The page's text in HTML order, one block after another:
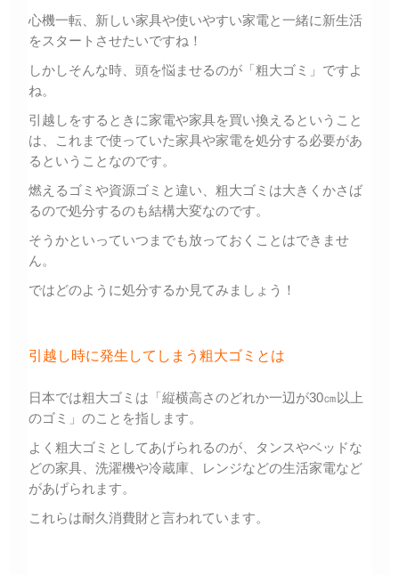
心機一転、新しい家具や使いやすい家電と一緒に新生活
をスタートさせたいですね！
しかしそんな時、頭を悩ませるのが「粗大ゴミ」ですよ
ね。
引越しをするときに家電や家具を買い換えるということ
は、これまで使っていた家具や家電を処分する必要があ
るということなのです。
燃えるゴミや資源ゴミと違い、粗大ゴミは大きくかさば
るので処分するのも結構大変なのです。
そうかといっていつまでも放っておくことはできませ
ん。
ではどのように処分するか見てみましょう！
引越し時に発生してしまう粗大ゴミとは
日本では粗大ゴミは「縦横高さのどれか一辺が30㎝以上
のゴミ」のことを指します。
よく粗大ゴミとしてあげられるのが、タンスやベッドな
どの家具、洗濯機や冷蔵庫、レンジなどの生活家電など
があげられます。
これらは耐久消費財と言われています。